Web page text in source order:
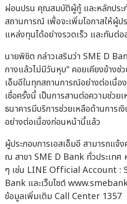
ผ่อนปรน คุณสมบัติผู้กู้ และหลักประ
สถานการณ์ เพื่อจะเพิ่มโอกาสให้ผู้ป
แหล่งทุนได้อย่างรวดเร็ว และทันต่
นายพิชิต กล่าวเสริมว่า SME D
กางแล้วไม่มีวันหุบ" คอยเคียงข้างช่
เอ็มอีในทุกสถานการณ์อย่างต่อเนื่อ
เชื่อครั้งนี้ เป็นการสานต่อความช่วย
ธนาคารมีบริการช่วยเหลือด้านการ
อย่างต่อเนื่องก่อนหน้านี้แล้ว
ผู้ประกอบการเอสเอ็มอี สามารถแจ้
ณ สาขา SME D Bank ทั่วประเทศ
ๆ เช่น LINE Official Account :
Bank และเว็บไซต์
ข้อมูลเพิ่มเติม Call Center 1357